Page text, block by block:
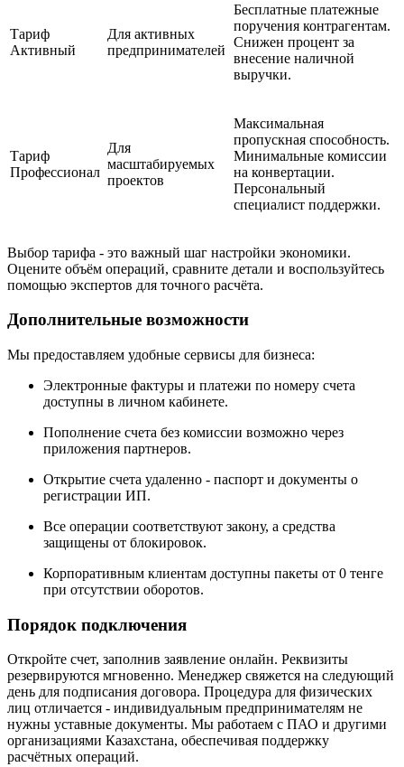
Тариф
Активный
Для активных
предпринимателей
Бесплатные платежные
поручения контрагентам.
Снижен процент за
внесение наличной
выручки.
Тариф
Профессионал
Для
масштабируемых
проектов
Максимальная
пропускная способность.
Минимальные комиссии
на конвертации.
Персональный
специалист поддержки.
Выбор тарифа - это важный шаг настройки экономики.
Оцените объём операций, сравните детали и воспользуйтесь
помощью экспертов для точного расчёта.
Дополнительные возможности
Мы предоставляем удобные сервисы для бизнеса:
Электронные фактуры и платежи по номеру счета
доступны в личном кабинете.
Пополнение счета без комиссии возможно через
приложения партнеров.
Открытие счета удаленно - паспорт и документы о
регистрации ИП.
Все операции соответствуют закону, а средства
защищены от блокировок.
Корпоративным клиентам доступны пакеты от 0 тенге
при отсутствии оборотов.
Порядок подключения
Откройте счет, заполнив заявление онлайн. Реквизиты
резервируются мгновенно. Менеджер свяжется на следующий
день для подписания договора. Процедура для физических
лиц отличается - индивидуальным предпринимателям не
нужны уставные документы. Мы работаем с ПАО и другими
организациями Казахстана, обеспечивая поддержку
расчётных операций.